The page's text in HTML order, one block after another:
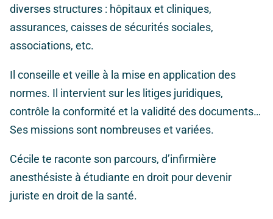
diverses structures : hôpitaux et cliniques,
assurances, caisses de sécurités sociales,
associations, etc.
Il conseille et veille à la mise en application des
normes. Il intervient sur les litiges juridiques,
contrôle la conformité et la validité des documents…
Ses missions sont nombreuses et variées.
Cécile te raconte son parcours, d’infirmière
anesthésiste à étudiante en droit pour devenir
juriste en droit de la santé.